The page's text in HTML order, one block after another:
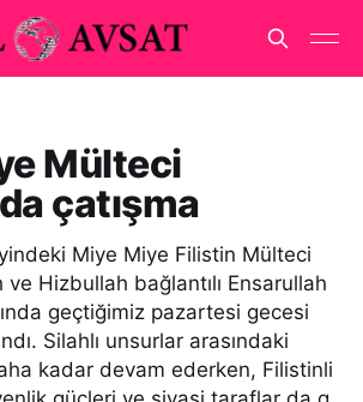
Mülteci
çatışma
Miye Miye Filistin Mülteci
ve Hizbullah bağlantılı Ensarullah
geçtiğimiz pazartesi gecesi
Silahlı unsurlar arasındaki
kadar devam ederken, Filistinli